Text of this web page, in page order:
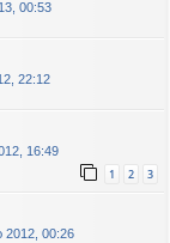
00:53
22:12
16:49
1 2 3
2012, 00:26